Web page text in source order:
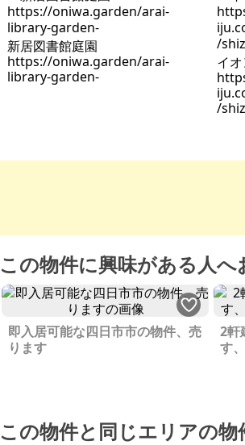
新居図書館庭園
https://oniwa.garden/arai-
library-garden-
イ
/
この物件に興味がある人へ
即入居可能な四日市市の物件、売
ります
2軒
す
この物件と同じエリアの物